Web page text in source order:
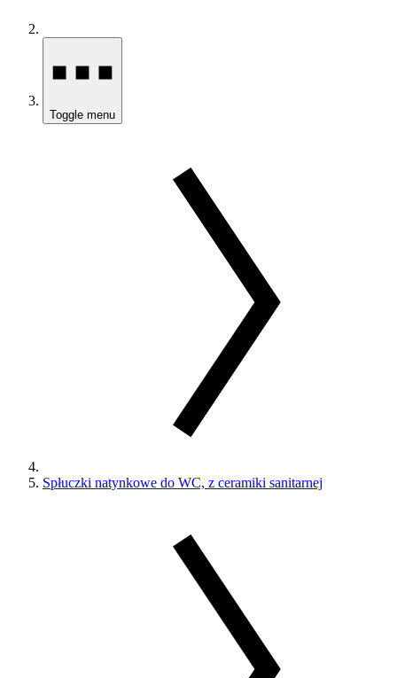
Toggle menu
Spłuczki natynkowe do WC, z ceramiki sanitarnej